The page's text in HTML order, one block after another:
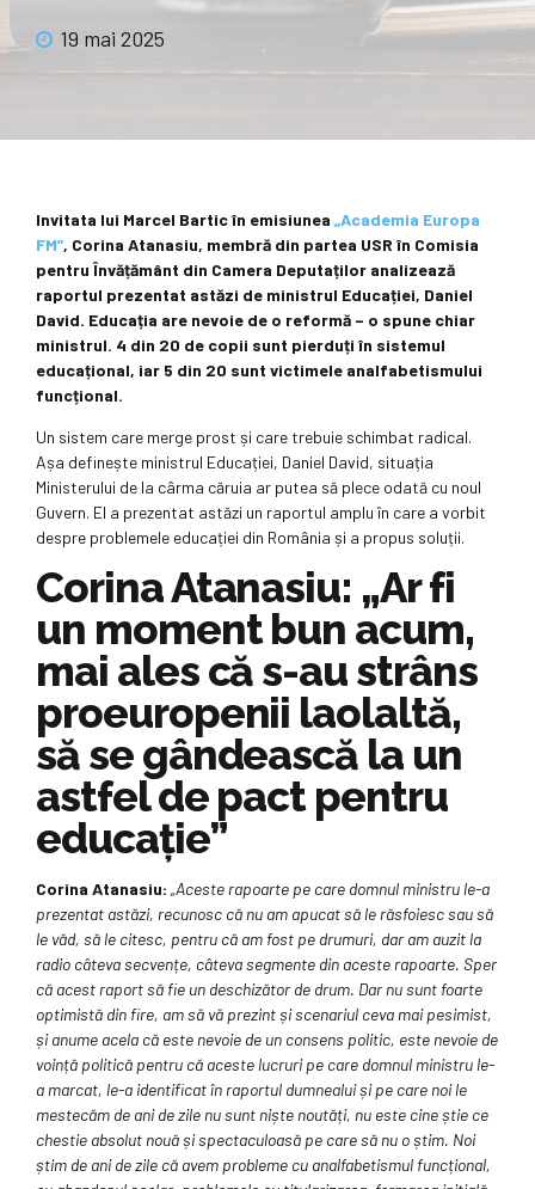
19 mai 2025
Invitata lui Marcel Bartic în emisiunea „Academia Europa
FM”, Corina Atanasiu, membră din partea USR în Comisia
pentru Învățământ din Camera Deputaților analizează
raportul prezentat astăzi de ministrul Educației, Daniel
David. Educația are nevoie de o reformă – o spune chiar
ministrul. 4 din 20 de copii sunt pierduți în sistemul
educațional, iar 5 din 20 sunt victimele analfabetismului
funcțional.
Un sistem care merge prost și care trebuie schimbat radical.
Așa definește ministrul Educației, Daniel David, situația
Ministerului de la cârma căruia ar putea să plece odată cu noul
Guvern. El a prezentat astăzi un raportul amplu în care a vorbit
despre problemele educației din România și a propus soluții.
Corina Atanasiu: „Ar fi
un moment bun acum,
mai ales că s-au strâns
proeuropenii laolaltă,
să se gândească la un
astfel de pact pentru
educație”
Corina Atanasiu: „Aceste rapoarte pe care domnul ministru le-a
prezentat astăzi, recunosc că nu am apucat să le răsfoiesc sau să
le văd, să le citesc, pentru că am fost pe drumuri, dar am auzit la
radio câteva secvențe, câteva segmente din aceste rapoarte. Sper
că acest raport să fie un deschizător de drum. Dar nu sunt foarte
optimistă din fire, am să vă prezint și scenariul ceva mai pesimist,
și anume acela că este nevoie de un consens politic, este nevoie de
voință politică pentru că aceste lucruri pe care domnul ministru le-
a marcat, le-a identificat în raportul dumnealui și pe care noi le
mestecăm de ani de zile nu sunt niște noutăți, nu este cine știe ce
chestie absolut nouă și spectaculoasă pe care să nu o știm. Noi
știm de ani de zile că avem probleme cu analfabetismul funcțional,